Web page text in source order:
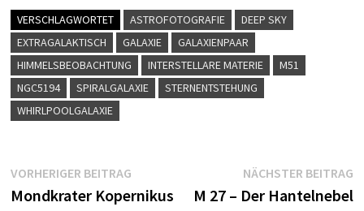
VERSCHLAGWORTET ASTROFOTOGRAFIE
DEEP SKY
EXTRAGALAKTISCH
GALAXIE
GALAXIENPAAR
HIMMELSBEOBACHTUNG
INTERSTELLARE MATERIE
M51
NGC5194
SPIRALGALAXIE
STERNENTSTEHUNG
WHIRLPOOLGALAXIE
Beitragsnavigation
VORHERIGER BEITRAG
Beitrag:
Mondkrater Kopernikus
NÄCHSTER BEITRAG
M 27 – Der Hantelnebel